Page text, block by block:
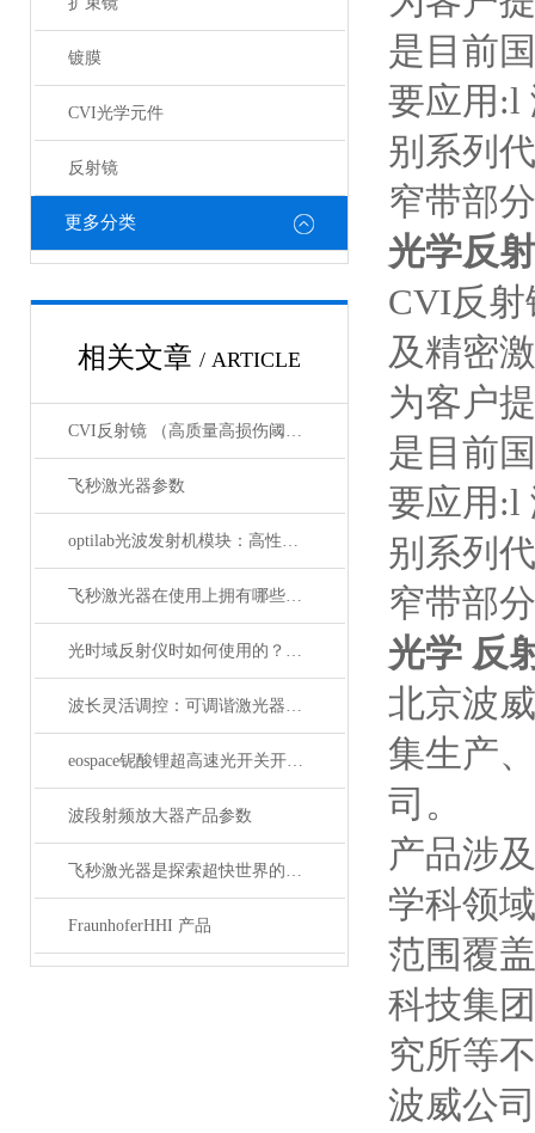
镀膜
CVI光学元件
反射镜
更多分类
相关文章 / ARTICLE
CVI反射镜 （高质量高损伤阈值反射镜）产品介绍
飞秒激光器参数
optilab光波发射机模块：高性能通信的核心组件
飞秒激光器在使用上拥有哪些特点？
光时域反射仪时如何使用的？使用时又要注意哪些事项？
波长灵活调控：可调谐激光器在WDM系统中的应用解析
eospace铌酸锂超高速光开关开启通信新时代
波段射频放大器产品参数
飞秒激光器是探索超快世界的利器
FraunhoferHHI 产品
是目前
要应用:l
别系列
窄带部
光学反
CVI反
及精密
为客户
是目前
要应用:l
别系列
窄带部
光学 反
北京波
集生产
司。
产品涉
学科领
范围覆
科技集
究所等
波威公